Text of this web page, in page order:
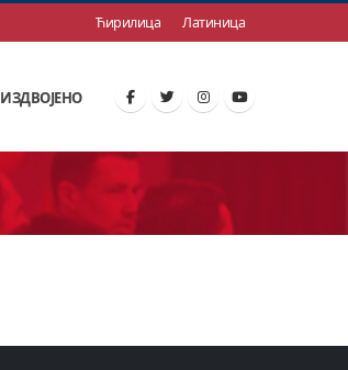
Ћирилица Латиница
ИЗДВОЈЕНО